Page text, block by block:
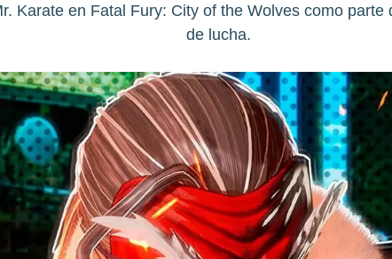
Karate en Fatal Fury: City of the Wolves como
de lucha.